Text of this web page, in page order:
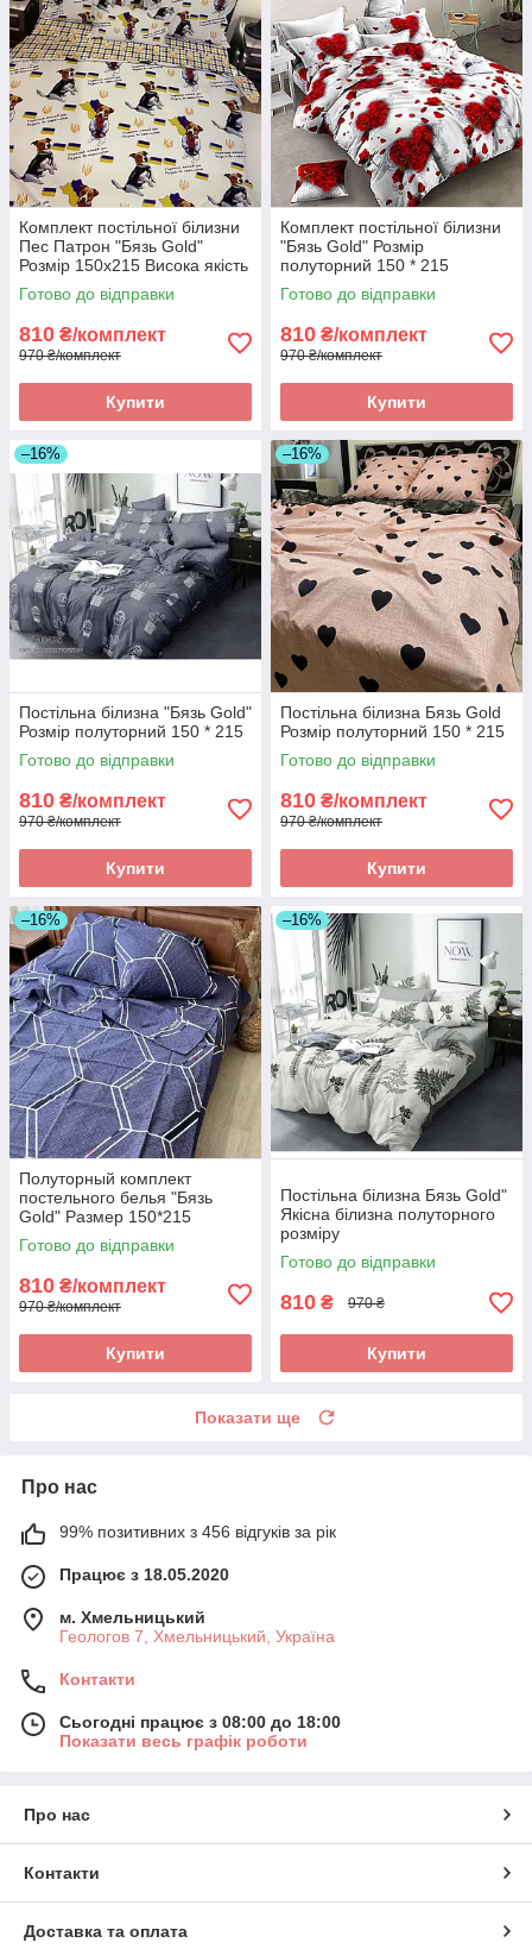
Комплект постільної білизни
Пес Патрон "Бязь Gold"
Розмір 150x215 Висока якість
Готово до відправки
810 ₴/комплект
970 ₴/комплект
Купити
Комплект постільної білизни
"Бязь Gold" Розмір
полуторний 150 * 215
Готово до відправки
810 ₴/комплект
970 ₴/комплект
Купити
–16%
Постільна білизна "Бязь Gold"
Розмір полуторний 150 * 215
Готово до відправки
810 ₴/комплект
970 ₴/комплект
Купити
–16%
Постільна білизна Бязь Gold
Розмір полуторний 150 * 215
Готово до відправки
810 ₴/комплект
970 ₴/комплект
Купити
–16%
Полуторный комплект
постельного белья "Бязь
Gold" Размер 150*215
Готово до відправки
810 ₴/комплект
970 ₴/комплект
Купити
–16%
Постільна білизна Бязь Gold"
Якісна білизна полуторного
розміру
Готово до відправки
810 ₴ 970 ₴
Купити
Показати ще
Про нас
99% позитивних з 456 відгуків за рік
Працює з 18.05.2020
м. Хмельницький
Геологов 7, Хмельницький, Україна
Контакти
Сьогодні працює з 08:00 до 18:00
Показати весь графік роботи
Про нас
Контакти
Доставка та оплата